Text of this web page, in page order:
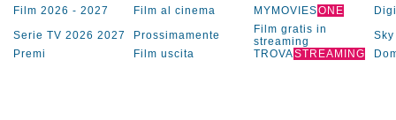
Film 2026 - 2027 Film al cinema MYMOVIESONE
Serie TV 2026 2027 Prossimamente
Film gratis in
streaming
Sky
Premi
Film uscita TROVASTREAMING